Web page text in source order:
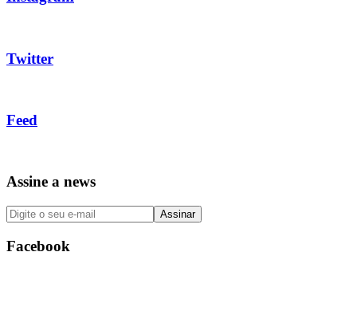
Twitter
Feed
Assine a news
Facebook